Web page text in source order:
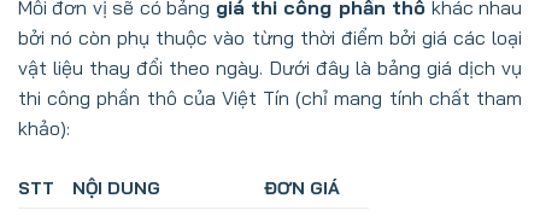
Mỗi đơn vị sẽ có bảng giá thi công phần thô khác nhau
bởi nó còn phụ thuộc vào từng thời điểm bởi giá các loại
vật liệu thay đổi theo ngày. Dưới đây là bảng giá dịch vụ
thi công phần thô của Việt Tín (chỉ mang tính chất tham
khảo):
STT NỘI DUNG ĐƠN GIÁ